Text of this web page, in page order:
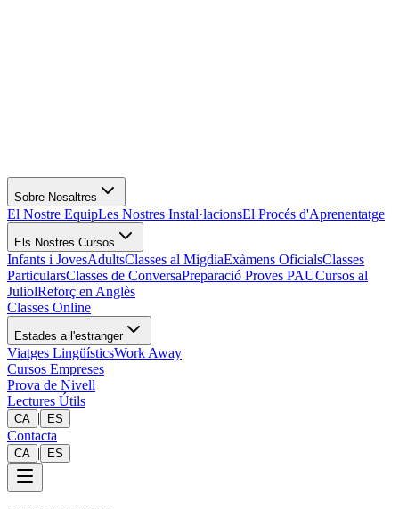
Sobre Nosaltres
El Nostre EquipLes Nostres Instal·lacionsEl Procés d'Aprenentatge
Els Nostres Cursos
Infants i JovesAdultsClasses al MigdiaExàmens OficialsClasses
ParticularsClasses de ConversaPreparació Proves PAUCursos al
JuliolReforç en Anglès
Classes Online
Estades a l'estranger
Viatges LingüísticsWork Away
Cursos Empreses
Prova de Nivell
Lectures Útils
CA | ES
Contacta
CA | ES